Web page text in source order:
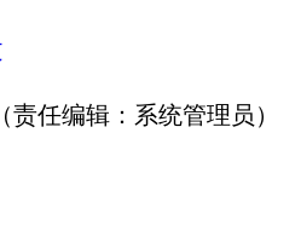
（责任编辑： 系统管理员 ）